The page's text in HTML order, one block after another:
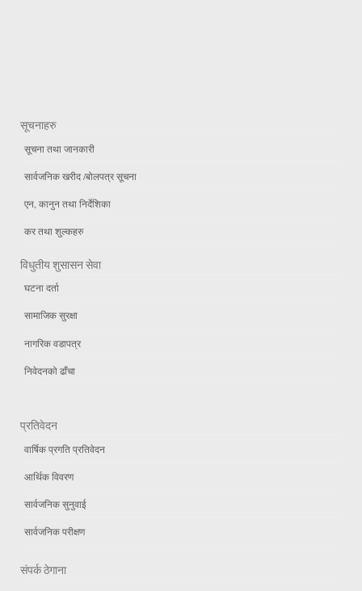
सूचनाहरु
सूचना तथा जानकारी
सार्वजनिक खरीद /बोलपत्र सूचना
एन, कानुन तथा निर्देशिका
कर तथा शुल्कहरु
विधुतीय शुसासन सेवा
घटना दर्ता
सामाजिक सुरक्षा
नागरिक वडापत्र
निवेदनको ढाँचा
प्रतिवेदन
वार्षिक प्रगति प्रतिवेदन
आर्थिक विवरण
सार्वजनिक सुनुवाई
सार्वजनिक परीक्षण
संपर्क ठेगाना